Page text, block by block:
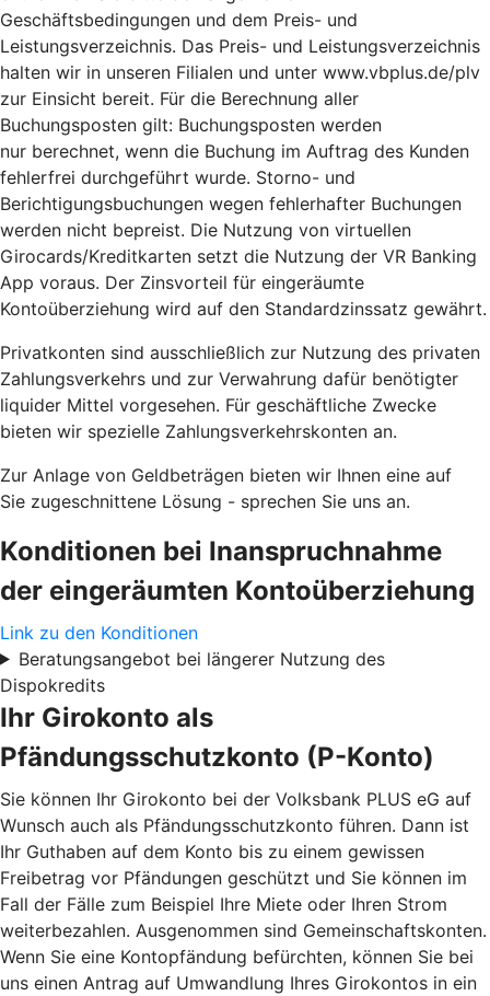
Geschäftsbedingungen und dem Preis- und
Leistungsverzeichnis. Das Preis- und Leistungsverzeichnis
halten wir in unseren Filialen und unter www.vbplus.de/plv
zur Einsicht bereit. Für die Berechnung aller
Buchungsposten gilt: Buchungsposten werden
nur berechnet, wenn die Buchung im Auftrag des Kunden
fehlerfrei durchgeführt wurde. Storno- und
Berichtigungsbuchungen wegen fehlerhafter Buchungen
werden nicht bepreist. Die Nutzung von virtuellen
Girocards/Kreditkarten setzt die Nutzung der VR Banking
App voraus. Der Zinsvorteil für eingeräumte
Kontoüberziehung wird auf den Standardzinssatz gewährt.
Privatkonten sind ausschließlich zur Nutzung des privaten
Zahlungsverkehrs und zur Verwahrung dafür benötigter
liquider Mittel vorgesehen. Für geschäftliche Zwecke
bieten wir spezielle Zahlungsverkehrskonten an.
Zur Anlage von Geldbeträgen bieten wir Ihnen eine auf
Sie zugeschnittene Lösung - sprechen Sie uns an.
Konditionen bei Inanspruchnahme
der eingeräumten Kontoüberziehung
Link zu den Konditionen
Beratungsangebot bei längerer Nutzung des
Dispokredits
Ihr Girokonto als
Pfändungsschutzkonto (P-Konto)
Sie können Ihr Girokonto bei der Volksbank PLUS eG auf
Wunsch auch als Pfändungsschutzkonto führen. Dann ist
Ihr Guthaben auf dem Konto bis zu einem gewissen
Freibetrag vor Pfändungen geschützt und Sie können im
Fall der Fälle zum Beispiel Ihre Miete oder Ihren Strom
weiterbezahlen. Ausgenommen sind Gemeinschaftskonten.
Wenn Sie eine Kontopfändung befürchten, können Sie bei
uns einen Antrag auf Umwandlung Ihres Girokontos in ein